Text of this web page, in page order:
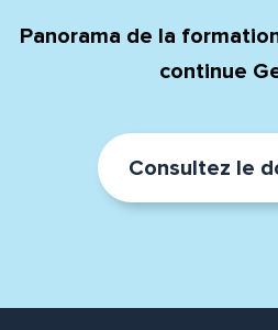
Panorama de la
continue
Consultez le